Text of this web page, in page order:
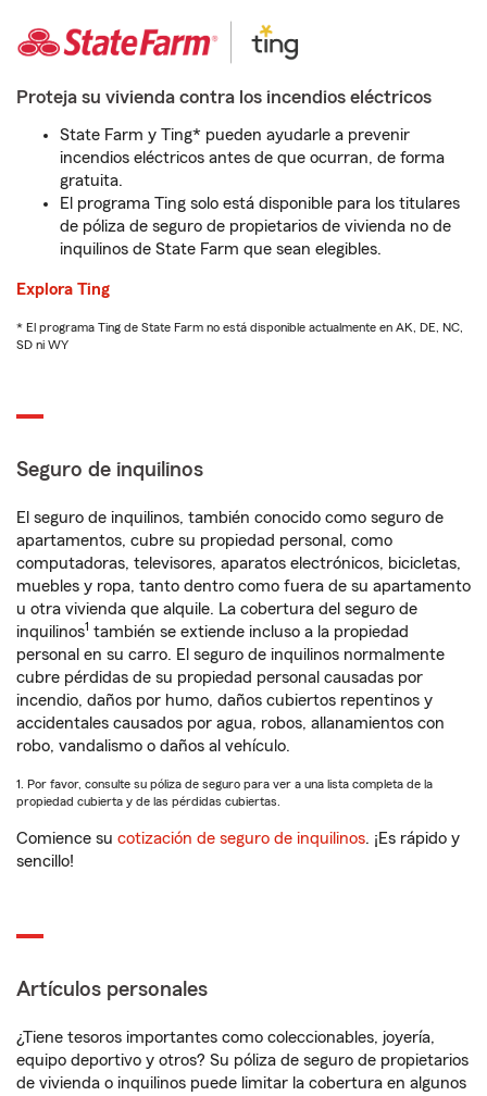
Proteja su vivienda contra los incendios eléctricos
State Farm y Ting* pueden ayudarle a prevenir
incendios eléctricos antes de que ocurran, de forma
gratuita.
El programa Ting solo está disponible para los titulares
de póliza de seguro de propietarios de vivienda no de
inquilinos de State Farm que sean elegibles.
Explora Ting
* El programa Ting de State Farm no está disponible actualmente en AK, DE, NC,
SD ni WY
Seguro de inquilinos
El seguro de inquilinos, también conocido como seguro de
apartamentos, cubre su propiedad personal, como
computadoras, televisores, aparatos electrónicos, bicicletas,
muebles y ropa, tanto dentro como fuera de su apartamento
u otra vivienda que alquile. La cobertura del seguro de
inquilinos1 también se extiende incluso a la propiedad
personal en su carro. El seguro de inquilinos normalmente
cubre pérdidas de su propiedad personal causadas por
incendio, daños por humo, daños cubiertos repentinos y
accidentales causados por agua, robos, allanamientos con
robo, vandalismo o daños al vehículo.
1. Por favor, consulte su póliza de seguro para ver a una lista completa de la
propiedad cubierta y de las pérdidas cubiertas.
Comience su cotización de seguro de inquilinos. ¡Es rápido y
sencillo!
Artículos personales
¿Tiene tesoros importantes como coleccionables, joyería,
equipo deportivo y otros? Su póliza de seguro de propietarios
de vivienda o inquilinos puede limitar la cobertura en algunos